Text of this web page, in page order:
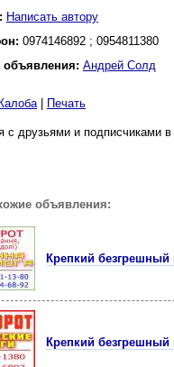
Написать автору
0974146892 ; 0954811380
объявления: Андрей Солд
| Печать
с друзьями и подписчиками в
объявления:
Крепкий
Крепкий